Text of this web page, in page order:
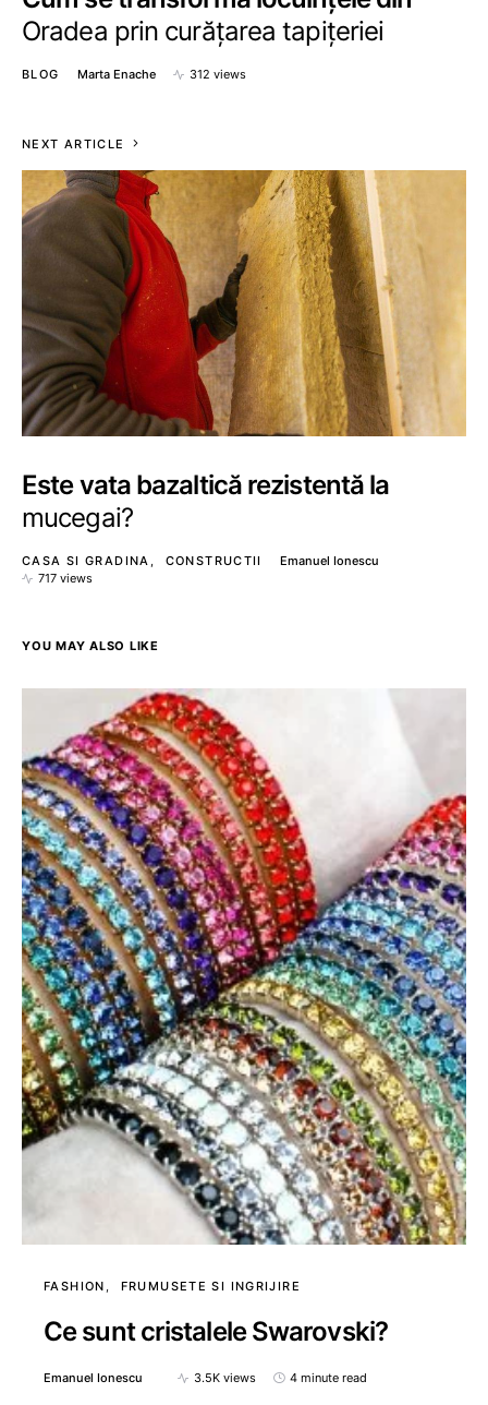
Oradea prin curățarea tapițeriei
BLOG Marta Enache 312 views
NEXT ARTICLE
Este vata bazaltică rezistentă la
mucegai?
CASA SI GRADINA CONSTRUCTII
Emanuel Ionescu
717 views
YOU MAY ALSO LIKE
FASHION FRUMUSETE SI INGRIJIRE
Ce sunt cristalele Swarovski?
Emanuel Ionescu 3.5K views 4 minute read